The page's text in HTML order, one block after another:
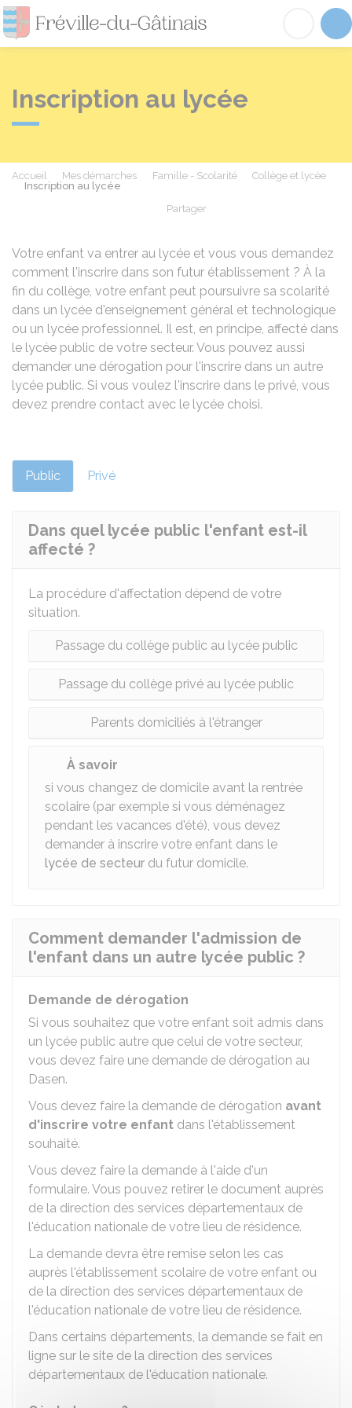
Fréville-du-
Inscription au lycée
Accueil Mes démarches Famille - Scolarité
Collège et lycée
Inscription au lycée
Partager
Votre enfant va entrer au lycée et vous vous demandez
comment l'inscrire dans son futur établissement ? À la
fin du collège, votre enfant peut poursuivre sa scolarité
dans un lycée d'enseignement général et technologique
ou un lycée professionnel. Il est, en principe, affecté dans
le lycée public de votre secteur. Vous pouvez aussi
demander une dérogation pour l'inscrire dans un autre
lycée public. Si vous voulez l'inscrire dans le privé, vous
devez prendre contact avec le lycée choisi.
Public Privé
Dans quel lycée public l'enfant est-il
affecté ?
La procédure d'affectation dépend de votre
situation.
Passage du collège public au lycée public
Passage du collège privé au lycée public
Parents domiciliés à l'étranger
À savoir
si vous changez de domicile avant la rentrée
scolaire (par exemple si vous déménagez
pendant les vacances d'été), vous devez
demander à inscrire votre enfant dans le
lycée de secteur du futur domicile.
Comment demander l'admission de
l'enfant dans un autre lycée public ?
Demande de dérogation
Si vous souhaitez que votre enfant soit admis dans
un lycée public autre que celui de votre secteur,
vous devez faire une demande de dérogation au
Dasen.
Vous devez faire la demande de dérogation avant
d'inscrire votre enfant dans l'établissement
souhaité.
Vous devez faire la demande à l'aide d'un
formulaire. Vous pouvez retirer le document auprès
de la direction des services départementaux de
l'éducation nationale de votre lieu de résidence.
La demande devra être remise selon les cas
auprès l'établissement scolaire de votre enfant ou
de la direction des services départementaux de
l'éducation nationale de votre lieu de résidence.
Dans certains départements, la demande se fait en
ligne sur le site de la direction des services
départementaux de l'éducation nationale.